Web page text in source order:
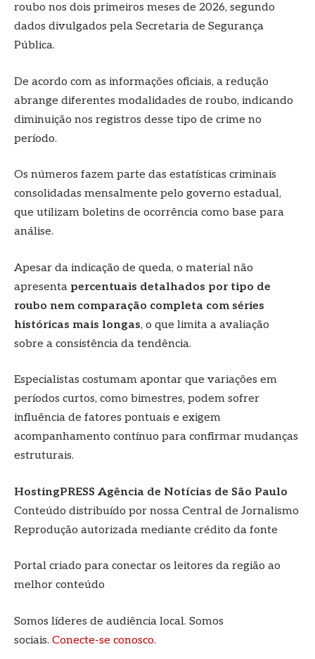
roubo nos dois primeiros meses de 2026, segundo
dados divulgados pela Secretaria de Segurança
Pública.
De acordo com as informações oficiais, a redução
abrange diferentes modalidades de roubo, indicando
diminuição nos registros desse tipo de crime no
período.
Os números fazem parte das estatísticas criminais
consolidadas mensalmente pelo governo estadual,
que utilizam boletins de ocorrência como base para
análise.
Apesar da indicação de queda, o material não
apresenta percentuais detalhados por tipo de
roubo nem comparação completa com séries
históricas mais longas, o que limita a avaliação
sobre a consistência da tendência.
Especialistas costumam apontar que variações em
períodos curtos, como bimestres, podem sofrer
influência de fatores pontuais e exigem
acompanhamento contínuo para confirmar mudanças
estruturais.
HostingPRESS Agência de Notícias de São Paulo
Conteúdo distribuído por nossa Central de Jornalismo
Reprodução autorizada mediante crédito da fonte
Portal criado para conectar os leitores da região ao
melhor conteúdo
Somos líderes de audiência local. Somos
sociais. Conecte-se conosco.